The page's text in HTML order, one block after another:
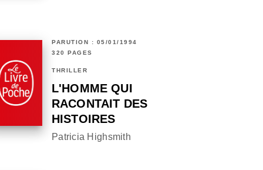
PARUTION : 05/01/1994
320 PAGES
THRILLER
L'HOMME QUI
RACONTAIT DES
HISTOIRES
Patricia Highsmith